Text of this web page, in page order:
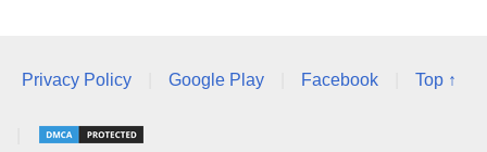
Privacy Policy Google Play Facebook Top ↑